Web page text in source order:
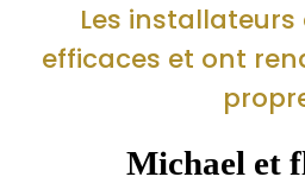
Les
efficaces et ont
Michael et